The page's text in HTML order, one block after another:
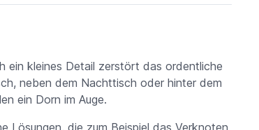
ein kleines Detail zerstört das ordentliche
neben dem Nachttisch oder hinter dem
ein Dorn im Auge.
Lösungen, die zum Beispiel das Verknoten